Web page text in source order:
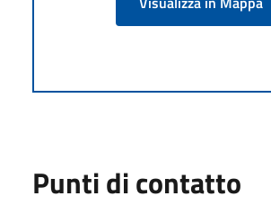
Punti di contatto